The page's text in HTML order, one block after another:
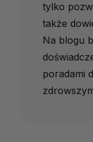
tylko
także
Na blogu
poradami